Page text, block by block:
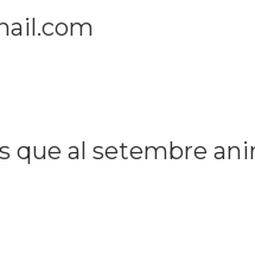
que al setembre